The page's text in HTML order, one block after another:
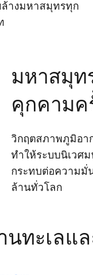
างมหาสมุทรทุก
มหาสมุท
คุกคามค
วิกฤตสภาพภูมิอา
ทำให้ระบบนิเวศ
กระทบต่อความมั่
ล้านทั่วโลก
ทะเลแ